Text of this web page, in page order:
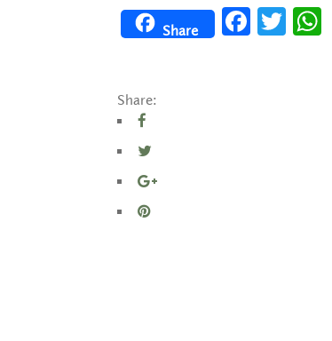
Share
FacebookTwitter
Share: